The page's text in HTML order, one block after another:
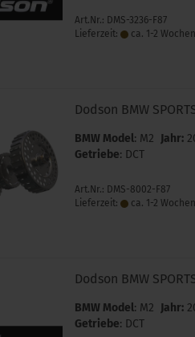
Art.Nr.: DMS-3236-F87
Lieferzeit:
ca. 1-2 Wochen
Dodson BMW
BMW Model: M2 Jahr:
Getriebe: DCT
Art.Nr.: DMS-8002-F87
Lieferzeit:
ca. 1-2 Wochen
Dodson BMW
BMW Model: M2 Jahr:
Getriebe: DCT